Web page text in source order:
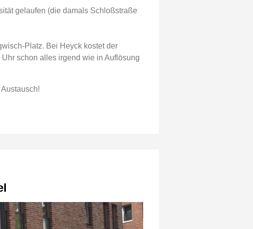
gelaufen (die damals Schloßstraße
Platz. Bei Heyck kostet der
schon alles irgend wie in Auflösung